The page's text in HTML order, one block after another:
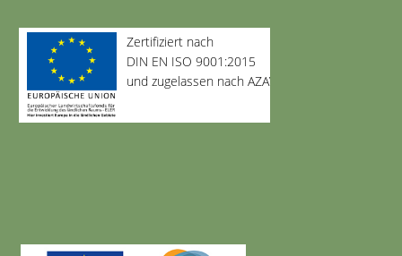
Zertifiziert nach
DIN EN ISO 9001:2015
und zugelassen nach AZAV